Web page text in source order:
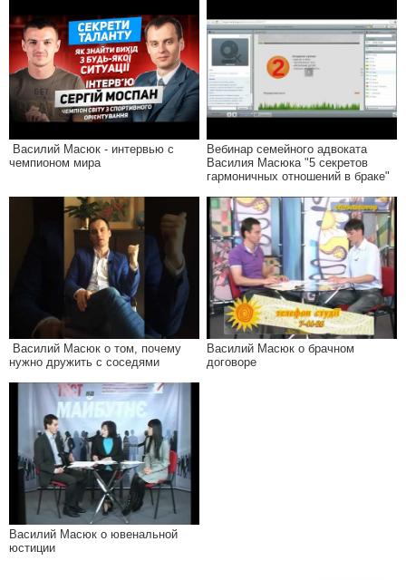
Василий Масюк - интервью с
чемпионом мира
Вебинар семейного адвоката
Василия Масюка "5 секретов
гармоничных отношений в браке"
Василий Масюк о том, почему
нужно дружить с соседями
Василий Масюк о брачном
договоре
Василий Масюк о ювенальной
юстиции